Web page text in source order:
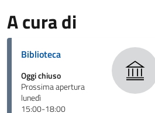
A cura di
Biblioteca
Oggi chiuso
Prossima apertura
lunedì
15:00-18:00